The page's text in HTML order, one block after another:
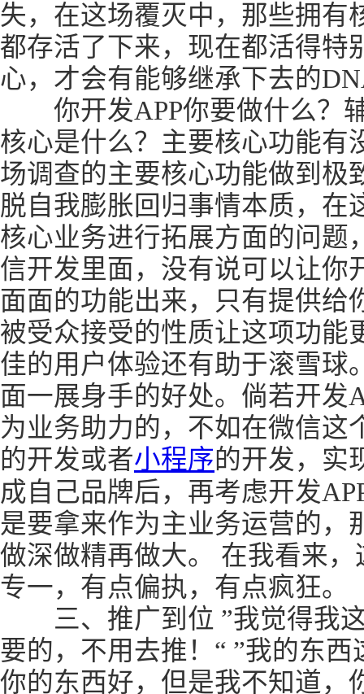
失，在这场覆灭中，那些拥有
都存活了下来，现在都活得特
心，才会有能够继承下去的
你开发APP你要做什么？
核心是什么？主要核心功能有
场调查的主要核心功能做到极
脱自我膨胀回归事情本质，在
核心业务进行拓展方面的问题
信开发里面，没有说可以让你
面面的功能出来，只有提供给
被受众接受的性质让这项功能
佳的用户体验还有助于滚雪球
面一展身手的好处。倘若开发
为业务助力的，不如在微信这
的开发或者小程序的开发，实
成自己品牌后，再考虑开发
是要拿来作为主业务运营的，
做深做精再做大。 在我看来
专一，有点偏执，有点疯狂。
三、推广到位 ”我觉得我这
要的，不用去推！“ ”我的东
你的东西好，但是我不知道，